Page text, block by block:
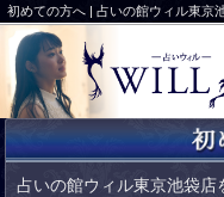
初めての方へ | 占いの館ウィル東京
占いの館ウィル東京池袋店